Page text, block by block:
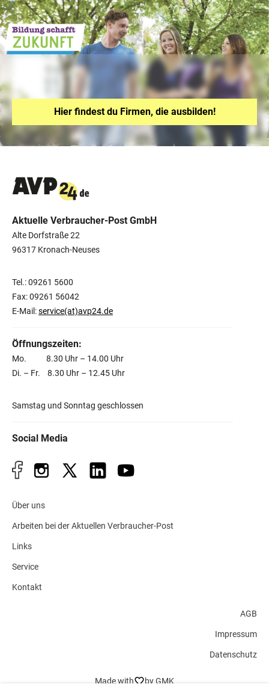
Hier findest du Firmen, die ausbilden!
Aktuelle Verbraucher-Post GmbH
Alte Dorfstraße 22
96317 Kronach-Neuses
Tel.: 09261 5600
Fax: 09261 56042
E-Mail:service(at)avp24.de
Öffnungszeiten:
Mo. 8.30 Uhr – 14.00 Uhr
Di. – Fr. 8.30 Uhr – 12.45 Uhr
Samstag und Sonntag geschlossen
Social Media
Über uns
Arbeiten bei der Aktuellen Verbraucher-Post
Links
Service
Kontakt
AGB
Impressum
Datenschutz
Made with by GMK